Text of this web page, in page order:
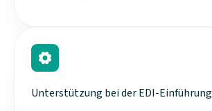
Unterstützung bei der EDI-Einführung